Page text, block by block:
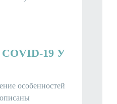
19 У
особенностей